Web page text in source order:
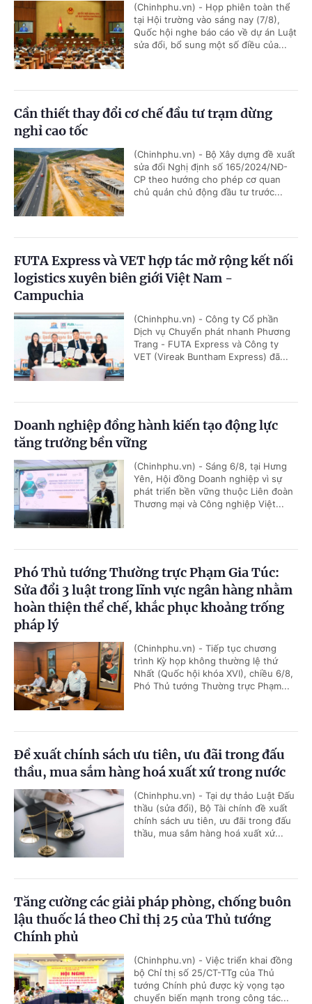
(Chinhphu.vn) - Họp phiên toàn thể
tại Hội trường vào sáng nay (7/8),
Quốc hội nghe báo cáo về dự án Luật
sửa đổi, bổ sung một số điều của...
Cần thiết thay đổi cơ chế đầu tư trạm dừng
nghỉ cao tốc
(Chinhphu.vn) - Bộ Xây dựng đề xuất
sửa đổi Nghị định số 165/2024/NĐ-
CP theo hướng cho phép cơ quan
chủ quản chủ động đầu tư trước...
FUTA Express và VET hợp tác mở rộng kết nối
logistics xuyên biên giới Việt Nam -
Campuchia
(Chinhphu.vn) - Công ty Cổ phần
Dịch vụ Chuyển phát nhanh Phương
Trang - FUTA Express và Công ty
VET (Vireak Buntham Express) đã...
Doanh nghiệp đồng hành kiến tạo động lực
tăng trưởng bền vững
(Chinhphu.vn) - Sáng 6/8, tại Hưng
Yên, Hội đồng Doanh nghiệp vì sự
phát triển bền vững thuộc Liên đoàn
Thương mại và Công nghiệp Việt...
Phó Thủ tướng Thường trực Phạm Gia Túc:
Sửa đổi 3 luật trong lĩnh vực ngân hàng nhằm
hoàn thiện thể chế, khắc phục khoảng trống
pháp lý
(Chinhphu.vn) - Tiếp tục chương
trình Kỳ họp không thường lệ thứ
Nhất (Quốc hội khóa XVI), chiều 6/8,
Phó Thủ tướng Thường trực Phạm...
Đề xuất chính sách ưu tiên, ưu đãi trong đấu
thầu, mua sắm hàng hoá xuất xứ trong nước
(Chinhphu.vn) - Tại dự thảo Luật Đấu
thầu (sửa đổi), Bộ Tài chính đề xuất
chính sách ưu tiên, ưu đãi trong đấu
thầu, mua sắm hàng hoá xuất xứ...
Tăng cường các giải pháp phòng, chống buôn
lậu thuốc lá theo Chỉ thị 25 của Thủ tướng
Chính phủ
(Chinhphu.vn) - Việc triển khai đồng
bộ Chỉ thị số 25/CT-TTg của Thủ
tướng Chính phủ được kỳ vọng tạo
chuyển biến mạnh trong công tác...